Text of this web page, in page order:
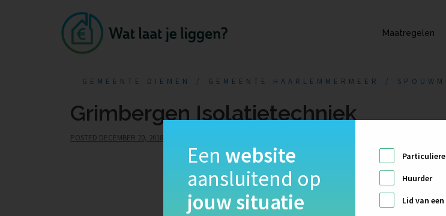
Maatregelen
GEMEENTE DIEMEN GEMEENTE HAARLEMMERMEER
Grimbergen Isolatietechniek
POSTED DECEMBER 20, 2018
Een website
aansluitend op
jouw situatie
Huurder
Lid van